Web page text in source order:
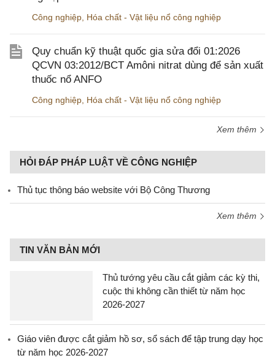
Công nghiệp Hóa chất - Vật liệu nổ công nghiệp
Quy chuẩn kỹ thuật quốc gia sửa đổi 01:2026
QCVN 03:2012/BCT Amôni nitrat dùng để sản xuất
thuốc nổ ANFO
Công nghiệp Hóa chất - Vật liệu nổ công nghiệp
Xem thêm
HỎI ĐÁP PHÁP LUẬT VỀ CÔNG NGHIỆP
Thủ tục thông báo website với Bộ Công Thương
Xem thêm
TIN VĂN BẢN MỚI
Thủ tướng yêu cầu cắt giảm các kỳ thi,
cuộc thi không cần thiết từ năm học
2026-2027
Giáo viên được cắt giảm hồ sơ, sổ sách để tập trung dạy học
từ năm học 2026-2027